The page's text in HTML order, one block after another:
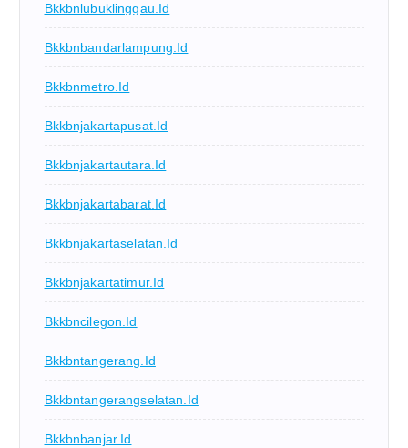
Bkkbnlubuklinggau.id
Bkkbnbandarlampung.id
Bkkbnmetro.id
Bkkbnjakartapusat.id
Bkkbnjakartautara.id
Bkkbnjakartabarat.id
Bkkbnjakartaselatan.id
Bkkbnjakartatimur.id
Bkkbncilegon.id
Bkkbntangerang.id
Bkkbntangerangselatan.id
Bkkbnbanjar.id